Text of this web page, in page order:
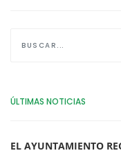
ÚLTIMAS NOTICIAS
EL AYUNTAMIENTO